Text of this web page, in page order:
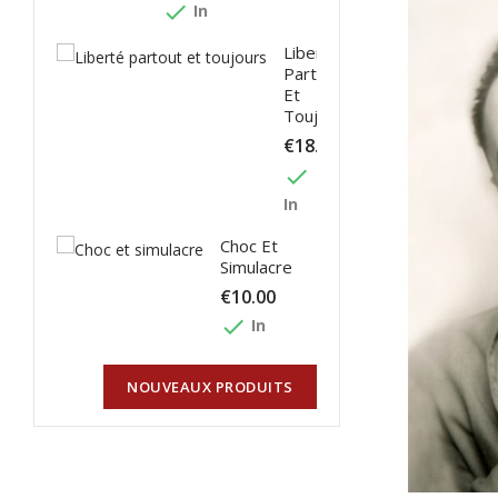
done In
Liberté
Partout
Et
Toujours
€18.00
done
In
Choc Et
Simulacre
€10.00
done In
NOUVEAUX PRODUITS